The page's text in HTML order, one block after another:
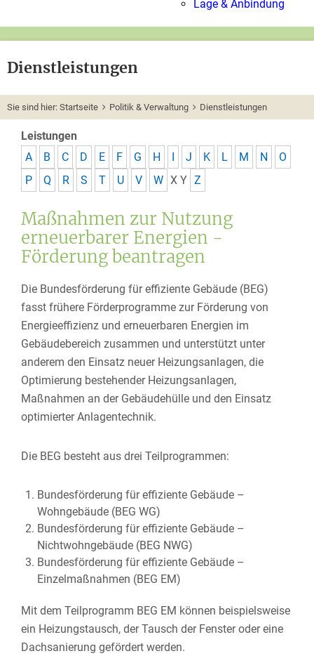
Lage & Anbindung
Dienstleistungen
Sie sind hier: Startseite Politik & Verwaltung Dienstleistungen
Leistungen
A
B C D E F G H I J K L M N
O
P
Q R S T U V W X Y Z
Maßnahmen zur Nutzung
erneuerbarer Energien -
Förderung beantragen
Die Bundesförderung für effiziente Gebäude (BEG)
fasst frühere Förderprogramme zur Förderung von
Energieeffizienz und erneuerbaren Energien im
Gebäudebereich zusammen und unterstützt unter
anderem den Einsatz neuer Heizungsanlagen, die
Optimierung bestehender Heizungsanlagen,
Maßnahmen an der Gebäudehülle und den Einsatz
optimierter Anlagentechnik.
Die BEG besteht aus drei Teilprogrammen:
Bundesförderung für effiziente Gebäude –
Wohngebäude (BEG WG)
Bundesförderung für effiziente Gebäude –
Nichtwohngebäude (BEG NWG)
Bundesförderung für effiziente Gebäude –
Einzelmaßnahmen (BEG EM)
Mit dem Teilprogramm BEG EM können beispielsweise
ein Heizungstausch, der Tausch der Fenster oder eine
Dachsanierung gefördert werden.